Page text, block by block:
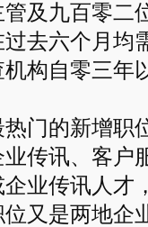
及九百零二
过去六个月
构自零三年
的新增职位
传讯、客户
企业传讯人才
又是两地企